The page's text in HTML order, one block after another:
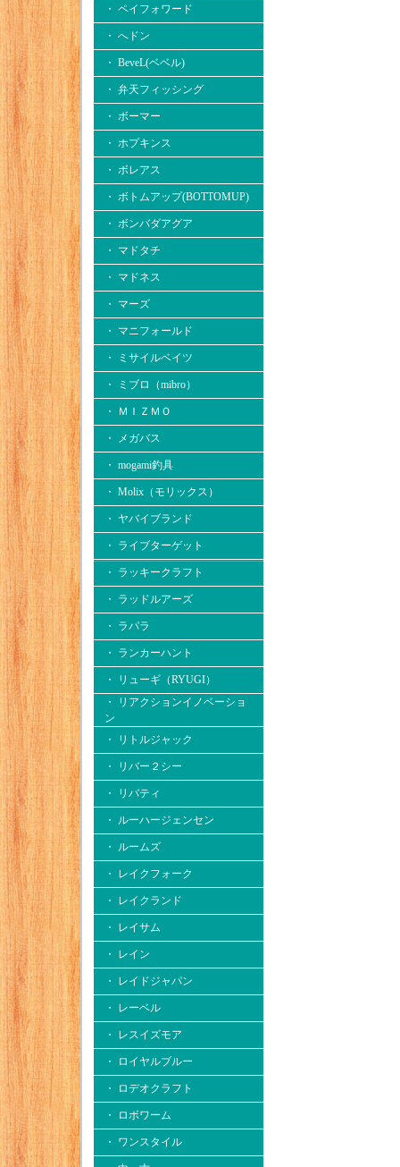
・ ペイフォワード
・ へドン
・ BeveL(ベベル)
・ 弁天フィッシング
・ ボーマー
・ ホプキンス
・ ボレアス
・ ボトムアップ(BOTTOMUP)
・ ボンバダアグア
・ マドタチ
・ マドネス
・ マーズ
・ マニフォールド
・ ミサイルベイツ
・ ミブロ（mibro）
・ ＭＩＺＭＯ
・ メガバス
・ mogami釣具
・ Molix（モリックス）
・ ヤバイブランド
・ ライブターゲット
・ ラッキークラフト
・ ラッドルアーズ
・ ラパラ
・ ランカーハント
・ リューギ（RYUGI）
・ リアクションイノベーショ
ン
・ リトルジャック
・ リバー２シー
・ リバティ
・ ルーハージェンセン
・ ルームズ
・ レイクフォーク
・ レイクランド
・ レイサム
・ レイン
・ レイドジャパン
・ レーベル
・ レスイズモア
・ ロイヤルブルー
・ ロデオクラフト
・ ロボワーム
・ ワンスタイル